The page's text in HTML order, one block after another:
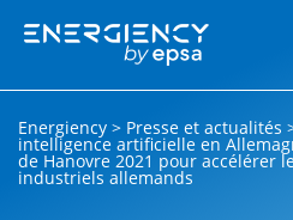
Energiency > Presse et actualités
intelligence artificielle en
de Hanovre 2021 pour accélérer
industriels allemands